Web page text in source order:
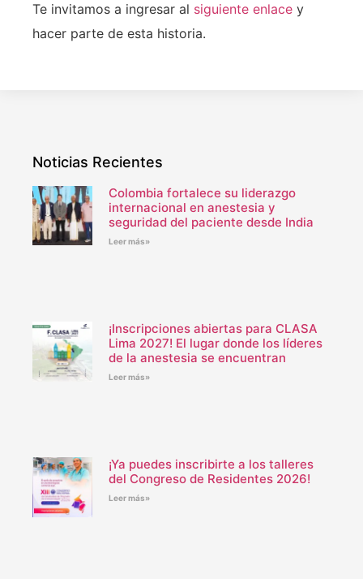
Te invitamos a ingresar al siguiente enlace y
hacer parte de esta historia.
Noticias Recientes
Colombia fortalece su liderazgo
internacional en anestesia y
seguridad del paciente desde India
Leer más»
¡Inscripciones abiertas para CLASA
Lima 2027! El lugar donde los líderes
de la anestesia se encuentran
Leer más»
¡Ya puedes inscribirte a los talleres
del Congreso de Residentes 2026!
Leer más»